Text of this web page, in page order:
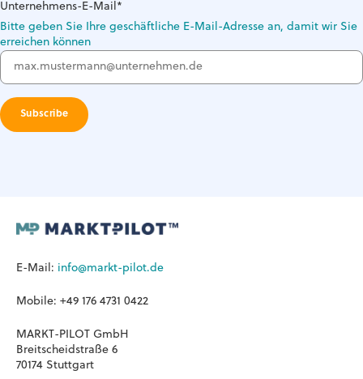
Unternehmens-E-Mail*
Bitte geben Sie Ihre geschäftliche E-Mail-Adresse an, damit wir Sie
erreichen können
E-Mail: info@markt-pilot.de
Mobile: +49 176 4731 0422
MARKT-PILOT GmbH
Breitscheidstraße 6
70174 Stuttgart